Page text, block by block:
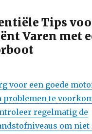
Tips
Varen met
voor een goede
problemen te
regelmatig de
om niet